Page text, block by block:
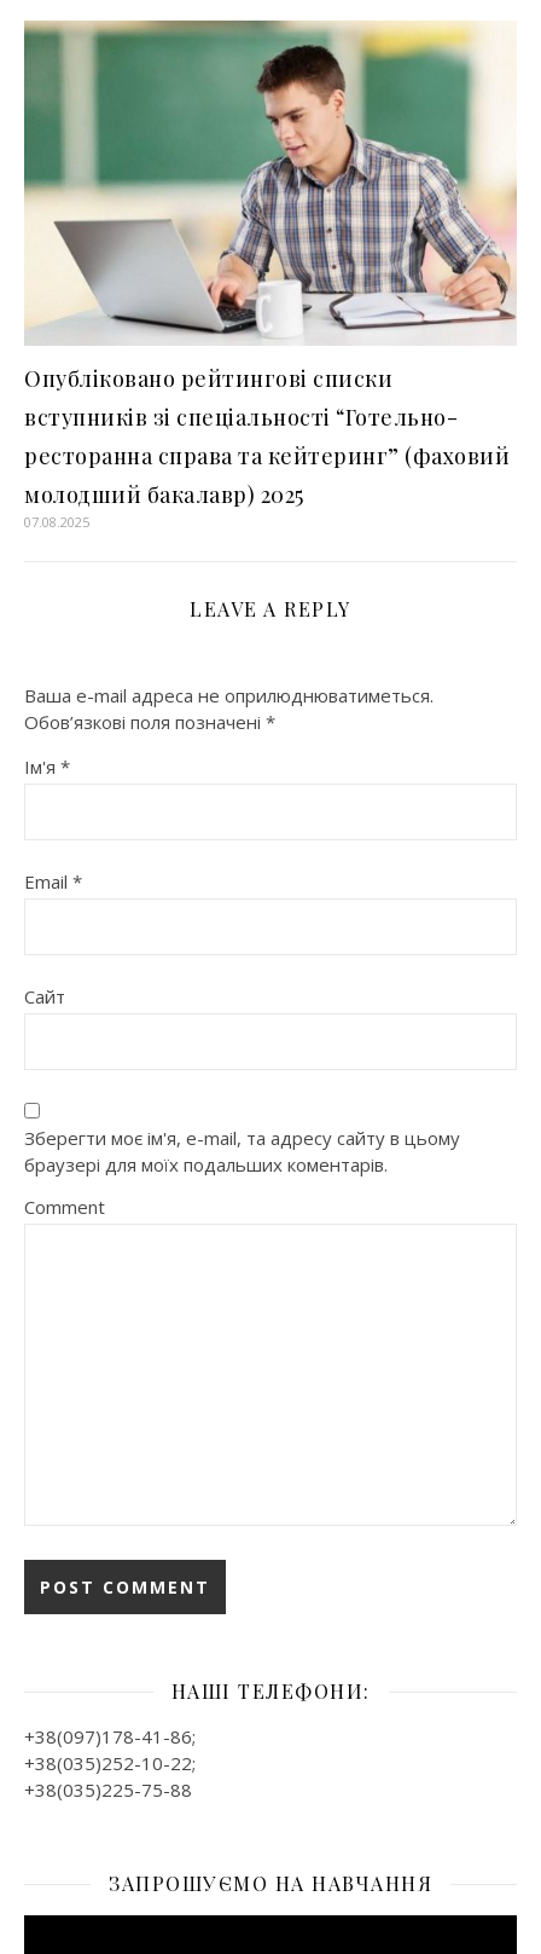
Опубліковано рейтингові списки
вступників зі спеціальності “Готельно-
ресторанна справа та кейтеринг” (фаховий
молодший бакалавр) 2025
07.08.2025
LEAVE A REPLY
Ваша e-mail адреса не оприлюднюватиметься.
Обов’язкові поля позначені *
Ім'я *
Email *
Сайт
Зберегти моє ім'я, e-mail, та адресу сайту в цьому
браузері для моїх подальших коментарів.
Comment
НАШІ ТЕЛЕФОНИ:
+38(097)178-41-86;
+38(035)252-10-22;
+38(035)225-75-88
ЗАПРОШУЄМО НА НАВЧАННЯ